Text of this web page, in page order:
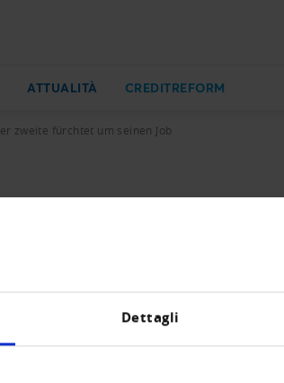
Dettagli
ATTUALITÀ CREDITREFORM
zweite fürchtet um seinen Job
Job
Interviews der Stimmung
Zufriedenheit hoch bleibt und